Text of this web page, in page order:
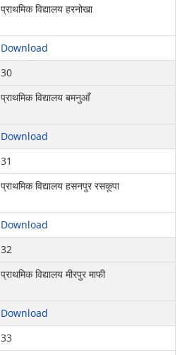
प्राथमिक विद्यालय हरनोखा
Download
30
प्राथमिक विद्यालय बमनुआँ
Download
31
प्राथमिक विद्यालय हसनपुर रसकूपा
Download
32
प्राथमिक विद्यालय मीरपुर माफी
Download
33